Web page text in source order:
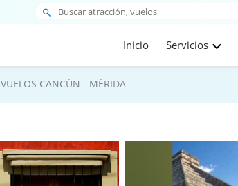
Inicio Servicios
VUELOS CANCÚN - MÉRIDA